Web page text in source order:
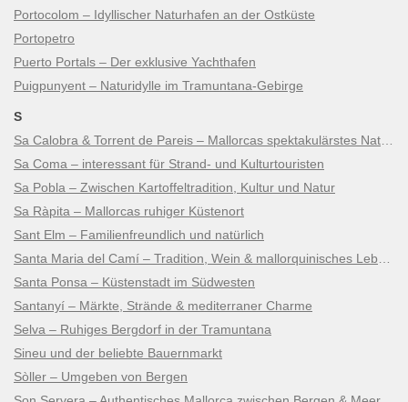
Portocolom – Idyllischer Naturhafen an der Ostküste
Portopetro
Puerto Portals – Der exklusive Yachthafen
Puigpunyent – Naturidylle im Tramuntana-Gebirge
S
Sa Calobra & Torrent de Pareis – Mallorcas spektakulärstes Naturwunder
Sa Coma – interessant für Strand- und Kulturtouristen
Sa Pobla – Zwischen Kartoffeltradition, Kultur und Natur
Sa Ràpita – Mallorcas ruhiger Küstenort
Sant Elm – Familienfreundlich und natürlich
Santa Maria del Camí – Tradition, Wein & mallorquinisches Lebensgefühl
Santa Ponsa – Küstenstadt im Südwesten
Santanyí – Märkte, Strände & mediterraner Charme
Selva – Ruhiges Bergdorf in der Tramuntana
Sineu und der beliebte Bauernmarkt
Sòller – Umgeben von Bergen